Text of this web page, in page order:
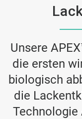
Unsere
die ersten
biologisch
die
Technologie